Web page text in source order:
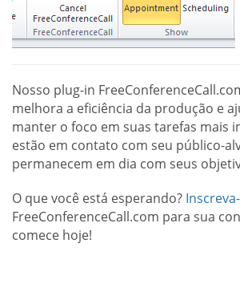
Nosso plug-in
melhora a eficiência da produção e
manter o foco em suas tarefas mais
estão em contato com seu público-
permanecem em dia com seus
O que você está esperando?
FreeConferenceCall.com para sua
comece hoje!